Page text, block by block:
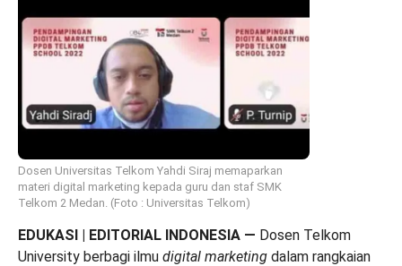
Dosen Universitas Telkom Yahdi Siraj memaparkan
materi digital marketing kepada guru dan staf SMK
Telkom 2 Medan. (Foto : Universitas Telkom)
EDUKASI | EDITORIAL INDONESIA — Dosen Telkom
University berbagi ilmu digital marketing dalam rangkaian